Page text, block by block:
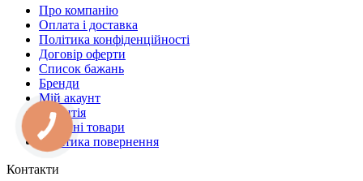
Про компанію
Оплата і доставка
Політика конфіденційності
Договір оферти
Список бажань
Бренди
Мій акаунт
Гарантія
Акційні товари
Політика повернення
Контакти